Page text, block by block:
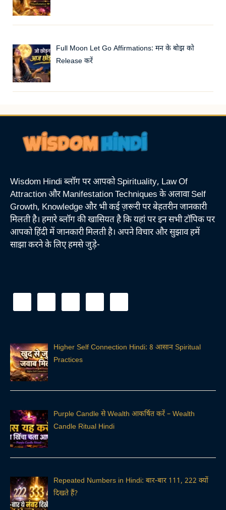
Full Moon Let Go Affirmations: मन के बोझ को
Release करें
Wisdom Hindi ब्लॉग पर आपको Spirituality, Law Of
Attraction और Manifestation Techniques के अलावा Self
Growth, Knowledge और भी कई ज़रूरी पर बेहतरीन जानकारी
मिलती है। हमारे ब्लॉग की खासियत है कि यहां पर इन सभी टॉपिक पर
आपको हिंदी में जानकारी मिलती है। अपने विचार और सुझाव हमें
साझा करने के लिए हमसे जुड़े-
Higher Self Connection Hindi: 8 आसान Spiritual
Practices
Purple Candle से Wealth आकर्षित करें – Wealth
Candle Ritual Hindi
Repeated Numbers in Hindi: बार-बार 111, 222 क्यों
दिखते हैं?